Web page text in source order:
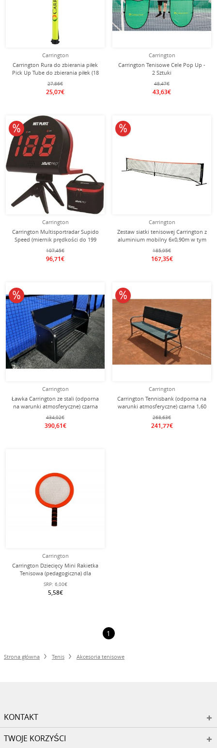
Carrington
Carrington Rura do zbierania piłek
Pick Up Tube do zbierania piłek (18
piłek)
27,86€
25,07€
Carrington
Carrington Tenisowe Cele Pop Up -
2 Sztuki
48,47€
43,63€
Carrington
Carrington Multisportradar Supido
Speed (miernik prędkości do 199
km/h) - 1 sztuka
107,45€
96,71€
10% obniżone
Carrington
Zestaw siatki tenisowej Carrington z
aluminium mobilny 6x0,90m w tym
torba transportowa
185,95€
167,35€
10% obniżone
Carrington
Ławka Carrington ze stali (odporna
na warunki atmosferyczne) czarna
1,51 x 0,55 x 0,79 m
434,02€
390,61€
10% obniżone
Carrington
Carrington Tennisbank (odporna na
warunki atmosferyczne) czarna 1,60
x 0,73 x 0,77 m
268,63€
241,77€
10% obniżone
Carrington
Carrington Dziecięcy Mini Rakietka
Tenisowa (pedagogiczna) dla
Maluchów
SRP: 6,00€
5,58€
1
Strona główna Tenis Akcesoria tenisowe
KONTAKT
TWOJE KORZYŚCI